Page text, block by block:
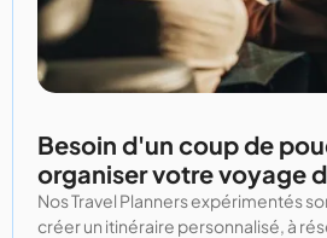
Besoin d'un coup de
organiser votre voyage
Nos Travel Planners expérimentés
créer un itinéraire personnalisé, à